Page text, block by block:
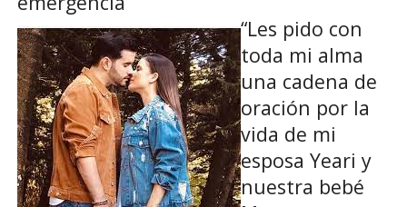
“Les pido con
toda mi alma
una cadena de
oración por la
vida de mi
esposa Yeari y
nuestra bebé